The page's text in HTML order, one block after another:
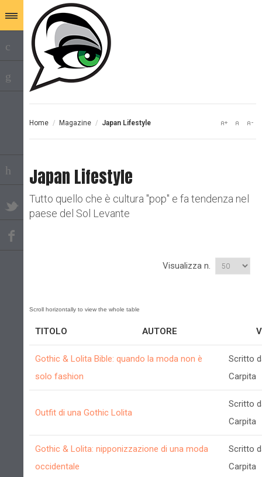
Home / Magazine / Japan Lifestyle
Japan Lifestyle
Tutto quello che è cultura "pop" e fa tendenza nel
paese del Sol Levante
Visualizza n.
TITOLO AUTORE
Gothic & Lolita Bible: quando la moda non è
solo fashion
Scritto
Carpita
Outfit di una Gothic Lolita
Scritto
Carpita
Gothic & Lolita: nipponizzazione di una moda
occidentale
Scritto
Carpita